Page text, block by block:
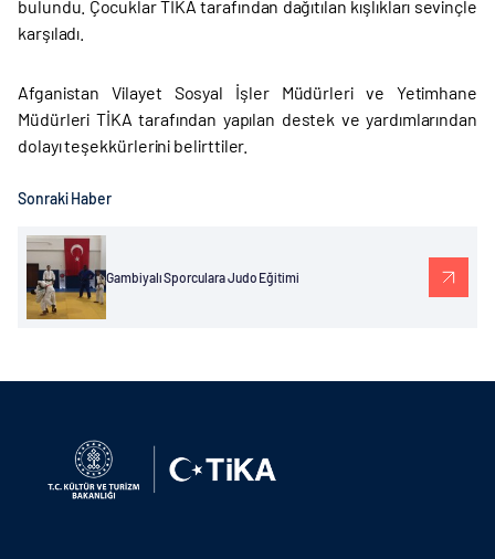
bulundu. Çocuklar TİKA tarafından dağıtılan kışlıkları sevinçle
karşıladı.
Afganistan Vilayet Sosyal İşler Müdürleri ve Yetimhane
Müdürleri TİKA tarafından yapılan destek ve yardımlarından
dolayı teşekkürlerini belirttiler.
Sonraki Haber
Gambiyalı Sporculara Judo Eğitimi